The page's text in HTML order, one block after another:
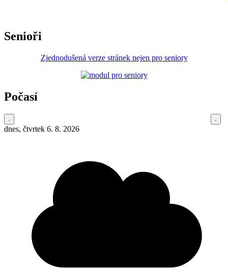
Senioři
Zjednodušená verze stránek nejen pro seniory
Počasí
dnes, čtvrtek 6. 8. 2026